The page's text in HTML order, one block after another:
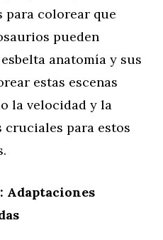
para colorear que
pueden
anatomía y sus
estas escenas
la velocidad y la
cruciales para estos
Adaptaciones